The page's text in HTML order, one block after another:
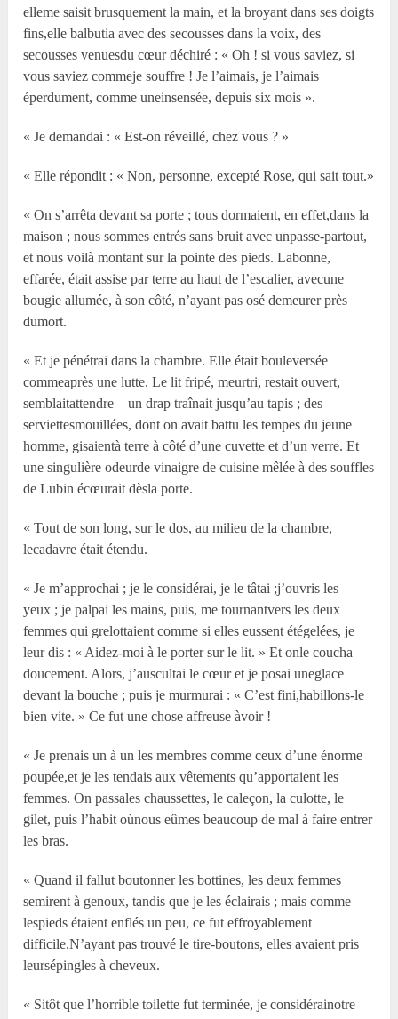
elleme saisit brusquement la main, et la broyant dans ses doigts
fins,elle balbutia avec des secousses dans la voix, des
secousses venuesdu cœur déchiré : « Oh ! si vous saviez, si
vous saviez commeje souffre ! Je l’aimais, je l’aimais
éperdument, comme uneinsensée, depuis six mois ».
« Je demandai : « Est-on réveillé, chez vous ? »
« Elle répondit : « Non, personne, excepté Rose, qui sait tout.»
« On s’arrêta devant sa porte ; tous dormaient, en effet,dans la
maison ; nous sommes entrés sans bruit avec unpasse-partout,
et nous voilà montant sur la pointe des pieds. Labonne,
effarée, était assise par terre au haut de l’escalier, avecune
bougie allumée, à son côté, n’ayant pas osé demeurer près
dumort.
« Et je pénétrai dans la chambre. Elle était bouleversée
commeaprès une lutte. Le lit fripé, meurtri, restait ouvert,
semblaitattendre – un drap traînait jusqu’au tapis ; des
serviettesmouillées, dont on avait battu les tempes du jeune
homme, gisaientà terre à côté d’une cuvette et d’un verre. Et
une singulière odeurde vinaigre de cuisine mêlée à des souffles
de Lubin écœurait dèsla porte.
« Tout de son long, sur le dos, au milieu de la chambre,
lecadavre était étendu.
« Je m’approchai ; je le considérai, je le tâtai ;j’ouvris les
yeux ; je palpai les mains, puis, me tournantvers les deux
femmes qui grelottaient comme si elles eussent étégelées, je
leur dis : « Aidez-moi à le porter sur le lit. » Et onle coucha
doucement. Alors, j’auscultai le cœur et je posai uneglace
devant la bouche ; puis je murmurai : « C’est fini,habillons-le
bien vite. » Ce fut une chose affreuse àvoir !
« Je prenais un à un les membres comme ceux d’une énorme
poupée,et je les tendais aux vêtements qu’apportaient les
femmes. On passales chaussettes, le caleçon, la culotte, le
gilet, puis l’habit oùnous eûmes beaucoup de mal à faire entrer
les bras.
« Quand il fallut boutonner les bottines, les deux femmes
semirent à genoux, tandis que je les éclairais ; mais comme
lespieds étaient enflés un peu, ce fut effroyablement
difficile.N’ayant pas trouvé le tire-boutons, elles avaient pris
leursépingles à cheveux.
« Sitôt que l’horrible toilette fut terminée, je considérainotre